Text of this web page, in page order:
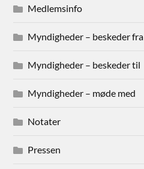
Medlemsinfo
Myndigheder – beskeder fra
Myndigheder – beskeder til
Myndigheder – møde med
Notater
Pressen